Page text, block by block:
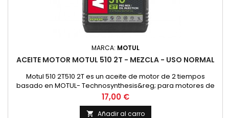
MARCA: MOTUL
ACEITE MOTOR MOTUL 510 2T - MEZCLA - USO NORMAL
Motul 510 2T510 2T es un aceite de motor de 2 tiempos
basado en MOTUL- Technosynthesis&reg; para motores de
moto modernos de 2T para esfuerzos normales en el uso
diario en todos los motores de 2 tiempos con
inyecci&oacute;n o carburador. Adecuado para la
Precio
17,00 €
 Añadir al carro